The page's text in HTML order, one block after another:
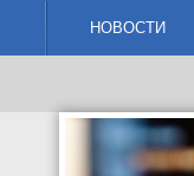
НОВОСТИ